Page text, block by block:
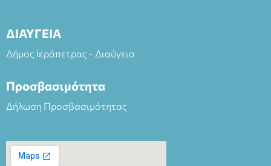
ΔΙΑΥΓΕΙΑ
Δήμος Ιεράπετρας - Διαύγεια
Προσβασιμότητα
Δήλωση Προσβασιμότητας